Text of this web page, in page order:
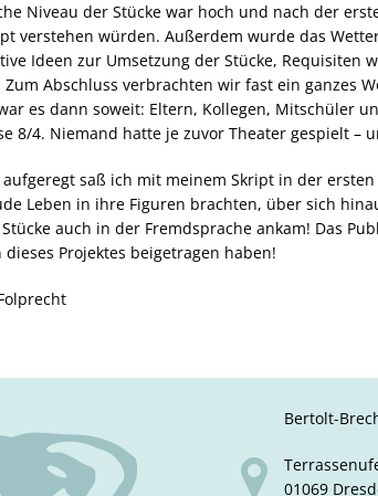
Niveau der Stücke war hoch und nach der
verstehen würden. Außerdem wurde das
Ideen zur Umsetzung der Stücke, Requisiten
Abschluss verbrachten wir fast ein ganzes
es dann soweit: Eltern, Kollegen, Mitschüler
8/4. Niemand hatte je zuvor Theater gespielt –
saß ich mit meinem Skript in der
Leben in ihre Figuren brachten, über sich
auch in der Fremdsprache ankam! Das
dieses Projektes beigetragen haben!
Bertolt-
01069